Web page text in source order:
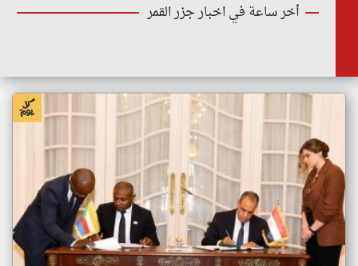
أخر ساعة في اخبار جزر القمر